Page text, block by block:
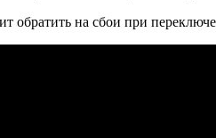
обратить на сбои при